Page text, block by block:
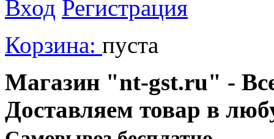
Вход Регистрация
Корзина: пуста
Магазин "nt-gst.ru" -
Доставляем товар в